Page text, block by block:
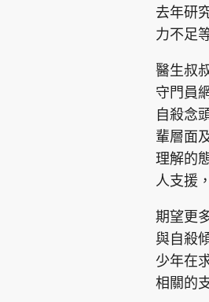
去年研
力不足
醫生叔
守門員
自殺念
輩層面
理解的
人支援
期望更
與自殺
少年在
相關的